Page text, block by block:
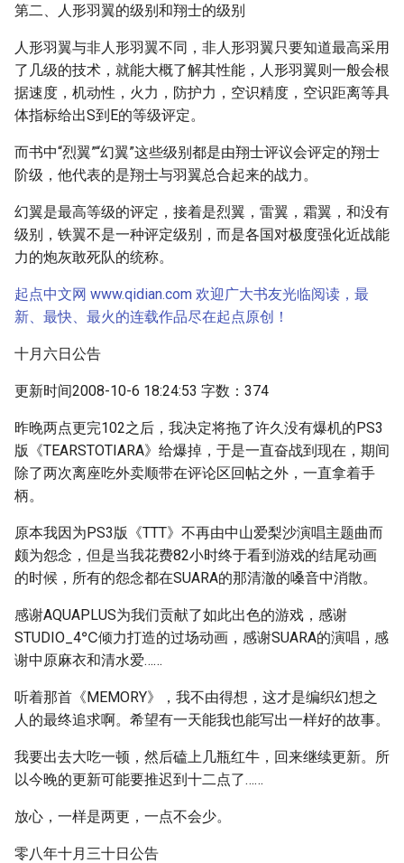
第二、人形羽翼的级别和翔士的级别
人形羽翼与非人形羽翼不同，非人形羽翼只要知道最高采用
了几级的技术，就能大概了解其性能，人形羽翼则一般会根
据速度，机动性，火力，防护力，空识精度，空识距离等具
体指标给出S到E的等级评定。
而书中“烈翼”“幻翼”这些级别都是由翔士评议会评定的翔士
阶级，他代表的是翔士与羽翼总合起来的战力。
幻翼是最高等级的评定，接着是烈翼，雷翼，霜翼，和没有
级别，铁翼不是一种评定级别，而是各国对极度强化近战能
力的炮灰敢死队的统称。
起点中文网 www.qidian.com 欢迎广大书友光临阅读，最
新、最快、最火的连载作品尽在起点原创！
十月六日公告
更新时间2008-10-6 18:24:53 字数：374
昨晚两点更完102之后，我决定将拖了许久没有爆机的PS3
版《TEARSTOTIARA》给爆掉，于是一直奋战到现在，期间
除了两次离座吃外卖顺带在评论区回帖之外，一直拿着手
柄。
原本我因为PS3版《TTT》不再由中山爱梨沙演唱主题曲而
颇为怨念，但是当我花费82小时终于看到游戏的结尾动画
的时候，所有的怨念都在SUARA的那清澈的嗓音中消散。
感谢AQUAPLUS为我们贡献了如此出色的游戏，感谢
STUDIO_4℃倾力打造的过场动画，感谢SUARA的演唱，感
谢中原麻衣和清水爱……
听着那首《MEMORY》，我不由得想，这才是编织幻想之
人的最终追求啊。希望有一天能我也能写出一样好的故事。
我要出去大吃一顿，然后磕上几瓶红牛，回来继续更新。所
以今晚的更新可能要推迟到十二点了……
放心，一样是两更，一点不会少。
零八年十月三十日公告